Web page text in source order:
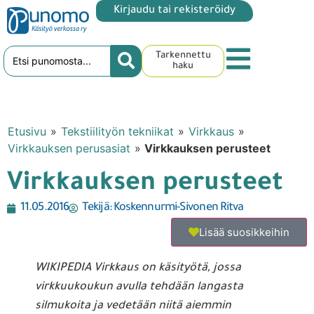
Kirjaudu tai rekisteröidy
Tarkennettu
haku
Etusivu » Tekstiilityön tekniikat » Virkkaus »
Virkkauksen perusasiat » Virkkauksen perusteet
Virkkauksen perusteet
11.05.2016 Tekijä:Koskennurmi-Sivonen Ritva
Lisää suosikkeihin
WIKIPEDIA Virkkaus on käsityötä, jossa
virkkuukoukun avulla tehdään langasta
silmukoita ja vedetään niitä aiemmin